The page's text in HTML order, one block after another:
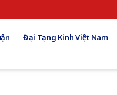
Đại Tạng Kinh Việt Nam